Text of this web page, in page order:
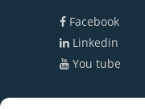
Facebook
Linkedin
You tube